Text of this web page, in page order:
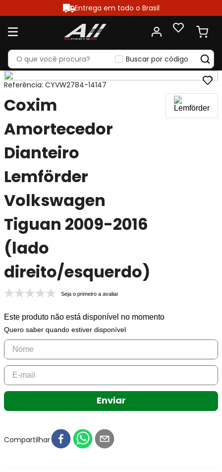
Entrega em todo o Brasil
Buscar por código
Referência: CYVW2784-14147
Coxim
Amortecedor
Dianteiro
Lemförder
Volkswagen
Tiguan 2009-2016
(lado
direito/esquerdo)
Seja o primeiro a avaliar
Este produto não está disponível no momento
Quero saber quando estiver disponível
Enviar
Compartilhar